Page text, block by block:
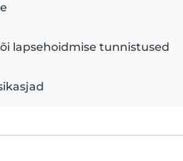
lapsehoidmise tunnistused